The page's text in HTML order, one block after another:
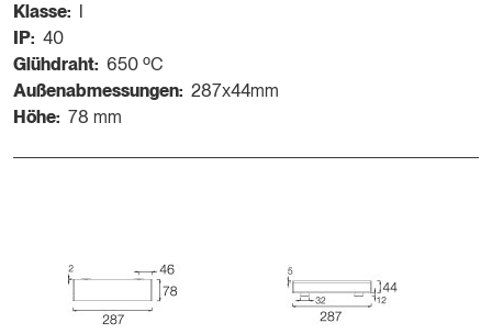
Klasse:
IP: 40
Glühdraht: 650 ºC
Außenabmessungen: 287x44mm
Höhe: 78 mm